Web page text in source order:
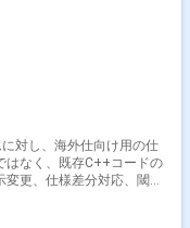
対し、海外仕向け用の仕
はなく、既存C++コードの
更、仕様差分対応、閾値